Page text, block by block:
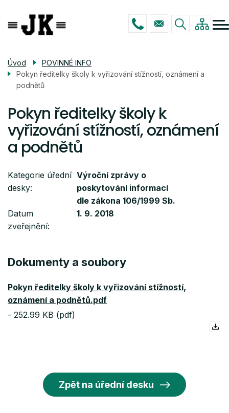
hlavnímu
navigace
STUDIUM
POVINNÉ INFO
Úvod
POVINNÉ INFO
Pokyn ředitelky školy k vyřizování stížností, oznámení a
podnětů
Pokyn ředitelky školy k
vyřizování stížností, oznámení
a podnětů
Kategorie úřední
desky
Výroční zprávy o
poskytování informací
dle zákona 106/1999 Sb.
Datum
zveřejnění
1. 9. 2018
Dokumenty a soubory
Pokyn ředitelky školy k vyřizování stížností,
oznámení a podnětů.pdf
- 252.99 KB (pdf)
Zpět na úřední desku